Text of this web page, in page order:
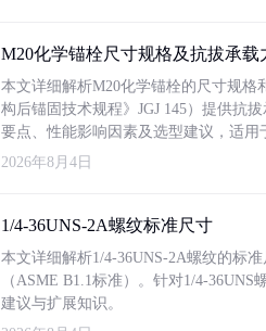
M20化学锚栓尺寸规格及抗拔承载
本文详细解析M20化学锚栓的尺寸规
构后锚固技术规程》JGJ 145）提供抗
要点、性能影响因素及选型建议，适用
2026年8月4日
1/4-36UNS-2A螺纹标准尺寸
本文详细解析1/4-36UNS-2A螺纹的标
（ASME B1.1标准）。针对1/4-
建议与扩展知识。